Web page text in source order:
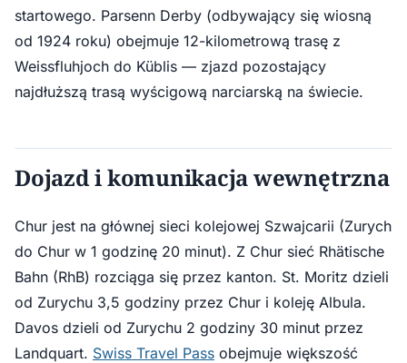
startowego. Parsenn Derby (odbywający się wiosną
od 1924 roku) obejmuje 12-kilometrową trasę z
Weissfluhjoch do Küblis — zjazd pozostający
najdłuższą trasą wyścigową narciarską na świecie.
Dojazd i komunikacja wewnętrzna
Chur jest na głównej sieci kolejowej Szwajcarii (Zurych
do Chur w 1 godzinę 20 minut). Z Chur sieć Rhätische
Bahn (RhB) rozciąga się przez kanton. St. Moritz dzieli
od Zurychu 3,5 godziny przez Chur i koleję Albula.
Davos dzieli od Zurychu 2 godziny 30 minut przez
Landquart. Swiss Travel Pass obejmuje większość